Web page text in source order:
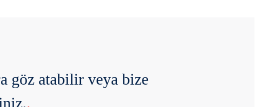
göz atabilir veya bize
.